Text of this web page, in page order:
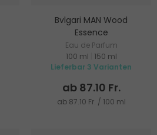
Bvlgari MAN Wood
Essence
Eau de Parfum
100 ml
150 ml
Lieferbar 3 Varianten
ab 87.10 Fr.
ab 87.10 Fr. / 100 ml